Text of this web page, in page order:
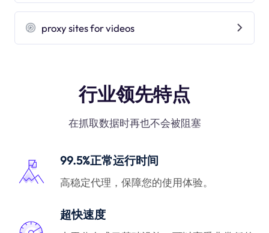
proxy sites for videos
行业领先特点
在抓取数据时再也不会被阻塞
99.5%正常运行时间
高稳定代理，保障您的使用体验。
超快速度